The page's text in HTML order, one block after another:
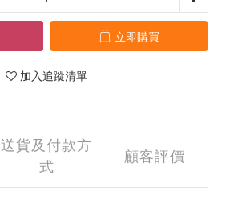
立即購買
加入追蹤清單
送貨及付款方
式
顧客評價